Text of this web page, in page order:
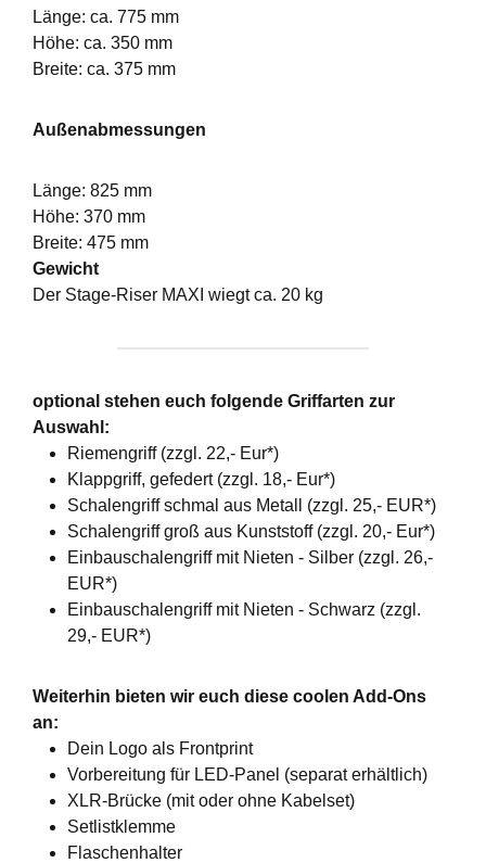
Länge: ca. 775 mm
Höhe: ca. 350 mm
Breite: ca. 375 mm
Außenabmessungen
Länge: 825 mm
Höhe: 370 mm
Breite: 475 mm
Gewicht
Der Stage-Riser MAXI wiegt ca. 20 kg
optional stehen euch folgende Griffarten zur
Auswahl:
Riemengriff (zzgl. 22,- Eur*)
Klappgriff, gefedert (zzgl. 18,- Eur*)
Schalengriff schmal aus Metall (zzgl. 25,- EUR*)
Schalengriff groß aus Kunststoff (zzgl. 20,- Eur*)
Einbauschalengriff mit Nieten - Silber (zzgl. 26,-
EUR*)
Einbauschalengriff mit Nieten - Schwarz (zzgl.
29,- EUR*)
Weiterhin bieten wir euch diese coolen Add-Ons
an:
Dein Logo als Frontprint
Vorbereitung für LED-Panel (separat erhältlich)
XLR-Brücke (mit oder ohne Kabelset)
Setlistklemme
Flaschenhalter